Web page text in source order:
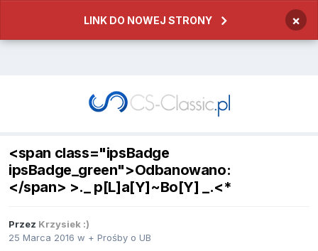
LINK DO NOWEJ STRONY ×
<span class="ipsBadge
ipsBadge_green">Odbanowano:
</span> >._ p[L]a[Y]~Bo[Y] _.<*
Przez Krzysiek :)
25 Marca 2016 w + Prośby o UB